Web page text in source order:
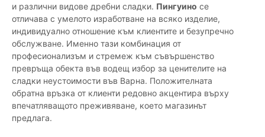
и различни видове дребни сладки. Пингуино се
отличава с умелото изработване на всяко изделие,
индивидуално отношение към клиентите и безупречно
обслужване. Именно тази комбинация от
професионализъм и стремеж към съвършенство
превръща обекта във водещ избор за ценителите на
сладки неустоимости във Варна. Положителната
обратна връзка от клиенти редовно акцентира върху
впечатляващото преживяване, което магазинът
предлага.